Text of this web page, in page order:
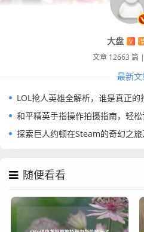
大盘 V
文章 12663 篇 |
最新
LOL抢人英雄全解析，谁是真正
和平精英手指操作拍摄指南，轻
探索巨人约顿在Steam的奇幻之
随便看看